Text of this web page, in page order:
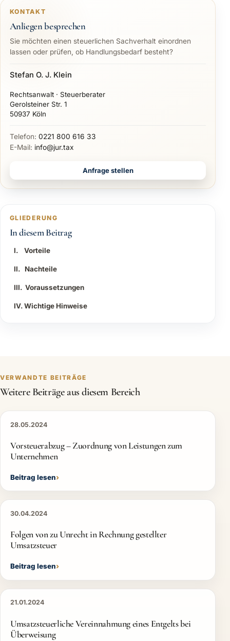
KONTAKT
Anliegen besprechen
Sie möchten einen steuerlichen Sachverhalt einordnen
lassen oder prüfen, ob Handlungsbedarf besteht?
Stefan O. J. Klein
Rechtsanwalt · Steuerberater
Gerolsteiner Str. 1
50937 Köln
Telefon: 0221 800 616 33
E-Mail: info@jur.tax
Anfrage stellen
GLIEDERUNG
In diesem Beitrag
I. Vorteile
II. Nachteile
III. Voraussetzungen
IV. Wichtige Hinweise
VERWANDTE BEITRÄGE
Weitere Beiträge aus diesem Bereich
28.05.2024
Vorsteuerabzug – Zuordnung von Leistungen zum
Unternehmen
Beitrag lesen
30.04.2024
Folgen von zu Unrecht in Rechnung gestellter
Umsatzsteuer
Beitrag lesen
21.01.2024
Umsatzsteuerliche Vereinnahmung eines Entgelts bei
Überweisung